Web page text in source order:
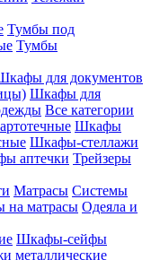
Тумбы под
Тумбы
для документов
Шкафы для
Все категории
Шкафы
Шкафы-стеллажи
аптечки Трейзеры
Матрасы Системы
на матрасы Одеяла и
Шкафы-сейфы
металлические